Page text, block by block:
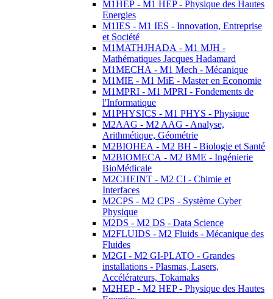
M1HEP - M1 HEP - Physique des Hautes
Energies
M1IES - M1 IES - Innovation, Entreprise
et Société
M1MATHJHADA - M1 MJH -
Mathématiques Jacques Hadamard
M1MECHA - M1 Mech - Mécanique
M1MIE - M1 MiE - Master en Economie
M1MPRI - M1 MPRI - Fondements de
l'Informatique
M1PHYSICS - M1 PHYS - Physique
M2AAG - M2 AAG - Analyse,
Arithmétique, Géométrie
M2BIOHEA - M2 BH - Biologie et Santé
M2BIOMECA - M2 BME - Ingénierie
BioMédicale
M2CHEINT - M2 CI - Chimie et
Interfaces
M2CPS - M2 CPS - Système Cyber
Physique
M2DS - M2 DS - Data Science
M2FLUIDS - M2 Fluids - Mécanique des
Fluides
M2GI - M2 GI-PLATO - Grandes
installations - Plasmas, Lasers,
Accélérateurs, Tokamaks
M2HEP - M2 HEP - Physique des Hautes